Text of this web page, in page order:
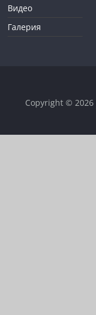
Видео
Галерия
Copyright © 2026